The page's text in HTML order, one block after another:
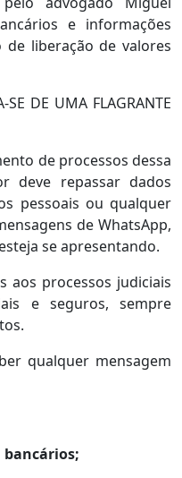
e informações
de liberação de valores
DE UMA FLAGRANTE
de processos dessa
deve repassar dados
pessoais ou qualquer
de WhatsApp,
se apresentando.
processos judiciais
e seguros, sempre
qualquer mensagem
bancários;